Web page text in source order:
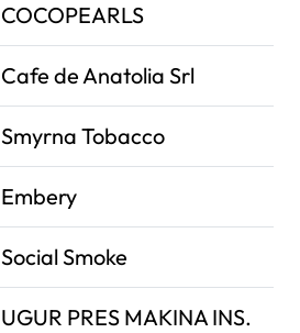
COCOPEARLS
Cafe de Anatolia Srl
Smyrna Tobacco
Embery
Social Smoke
UGUR PRES MAKINA INS.